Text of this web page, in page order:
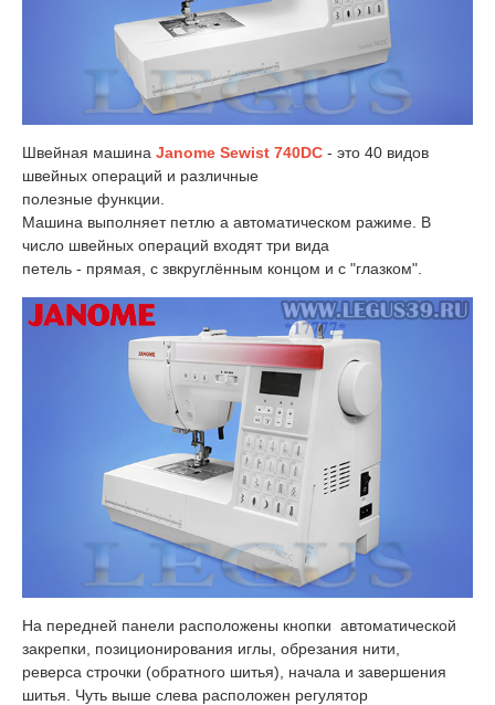
Швейная машина Janome Sewist 740DC - это 40 видов
швейных операций и различные
полезные функции.
Машина выполняет петлю а автоматическом ражиме. В
число швейных операций входят три вида
петель - прямая, с звкруглённым концом и с "глазком".
На передней панели расположены кнопки автоматической
закрепки, позиционирования иглы, обрезания нити,
реверса строчки (обратного шитья), начала и завершения
шитья. Чуть выше слева расположен регулятор